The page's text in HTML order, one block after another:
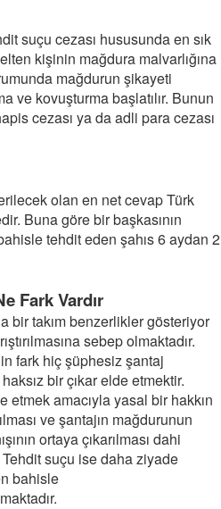
suçu cezası hususunda en sık
kişinin mağdura malvarlığına
mağdurun şikayeti
ve kovuşturma başlatılır. Bunun
cezası ya da adli para cezası
olan en net cevap Türk
Buna göre bir başkasının
tehdit eden şahıs 6 aydan 2
Fark Vardır
bir takım benzerlikler gösteriyor
sebep olmaktadır.
fark hiç şüphesiz şantaj
bir çıkar elde etmektir.
etmek amacıyla yasal bir hakkın
ve şantajın mağdurunun
ortaya çıkarılması dahi
suçu ise daha ziyade
bahisle